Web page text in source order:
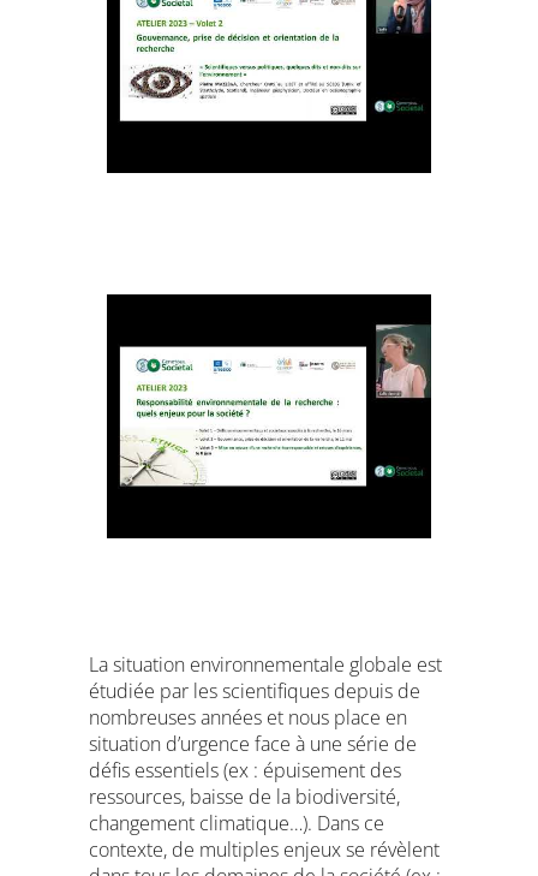
La situation environnementale globale est
étudiée par les scientifiques depuis de
nombreuses années et nous place en
situation d’urgence face à une série de
défis essentiels (ex : épuisement des
ressources, baisse de la biodiversité,
changement climatique…). Dans ce
contexte, de multiples enjeux se révèlent